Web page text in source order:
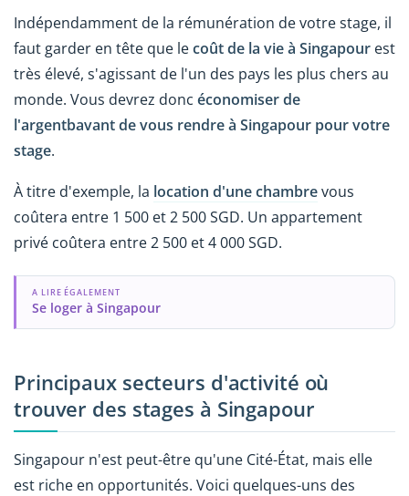
Indépendamment de la rémunération de votre stage, il
faut garder en tête que lecoût de la vie à Singapour est
très élevé, s'agissant de l'un des pays les plus chers au
monde. Vous devrez donc économiser de
l'argentbavant de vous rendre à Singapour pour votre
stage.
À titre d'exemple, la location d'une chambrevous
coûtera entre 1 500 et 2 500 SGD. Un appartement
privé coûtera entre 2 500 et 4 000 SGD.
A LIRE ÉGALEMENT
Se loger à Singapour
Principaux secteurs d'activité où
trouver des stages à Singapour
Singapour n'est peut-être qu'une Cité-État, mais elle
est riche en opportunités. Voici quelques-uns des